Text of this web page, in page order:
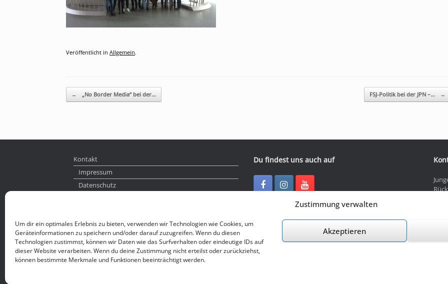
Zustimmung verwalten
Um dir ein optimales Erlebnis zu bieten, verwenden wir Technologien wie Cookies, um
Geräteinformationen zu speichern und/oder darauf zuzugreifen. Wenn du diesen
Technologien zustimmst, können wir Daten wie das Surfverhalten oder eindeutige IDs auf
dieser Website verarbeiten. Wenn du deine Zustimmung nicht erteilst oder zurückziehst,
können bestimmte Merkmale und Funktionen beeinträchtigt werden.
Akzeptieren
Veröffentlicht in Allgemein.
Beitragsnavigation
← „No Border Media“ bei der… FSJ-Politik bei der JPN –… →
Kontakt
Impressum
Datenschutz
Du findest uns auch auf